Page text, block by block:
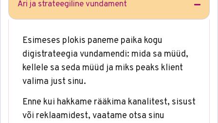
Äri ja strateegiline vundament
Esimeses plokis paneme paika kogu
digistrateegia vundamendi: mida sa müüd,
kellele sa seda müüd ja miks peaks klient
valima just sinu.
Enne kui hakkame rääkima kanalitest, sisust
või reklaamidest, vaatame otsa sinu